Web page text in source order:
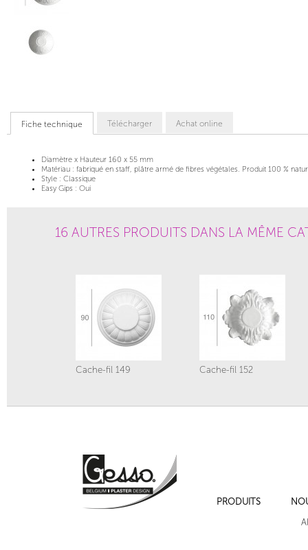
Fiche technique Télécharger Achat online
Diamètre x Hauteur 160 x 55 mm
Matériau : fabriqué en staff, plâtre armé de fibres végétales. Produit 100 %
Style : Classique
Easy Gips : Oui
16 AUTRES PRODUITS DANS LA MÊME
Cache-fil 149 Cache-fil 152
Cache-fil 78a
PRODUITS